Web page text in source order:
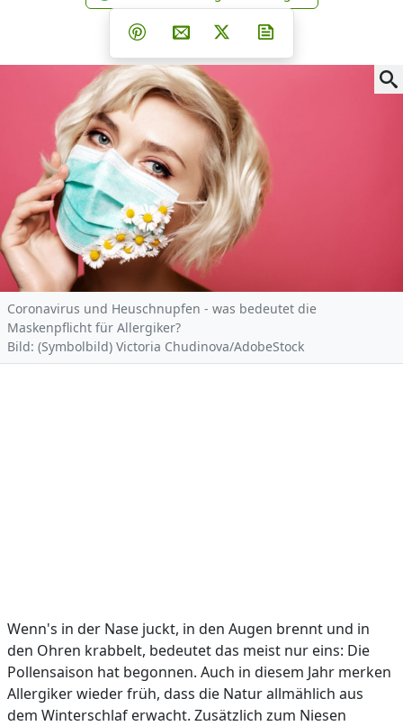
Teilen auf Facebook
Teilen auf Whatsapp
Teilen auf Telegram
Teilen auf Pinterest
Per E-Mail teilen
Post auf X
Coronavirus und Heuschnupfen - was bedeutet die
Maskenpflicht für Allergiker?
Bild: (Symbolbild) Victoria Chudinova/AdobeStock
Wenn's in der Nase juckt, in den Augen brennt und in
den Ohren krabbelt, bedeutet das meist nur eins: Die
Pollensaison hat begonnen. Auch in diesem Jahr merken
Allergiker wieder früh, dass die Natur allmählich aus
dem Winterschlaf erwacht. Zusätzlich zum Niesen